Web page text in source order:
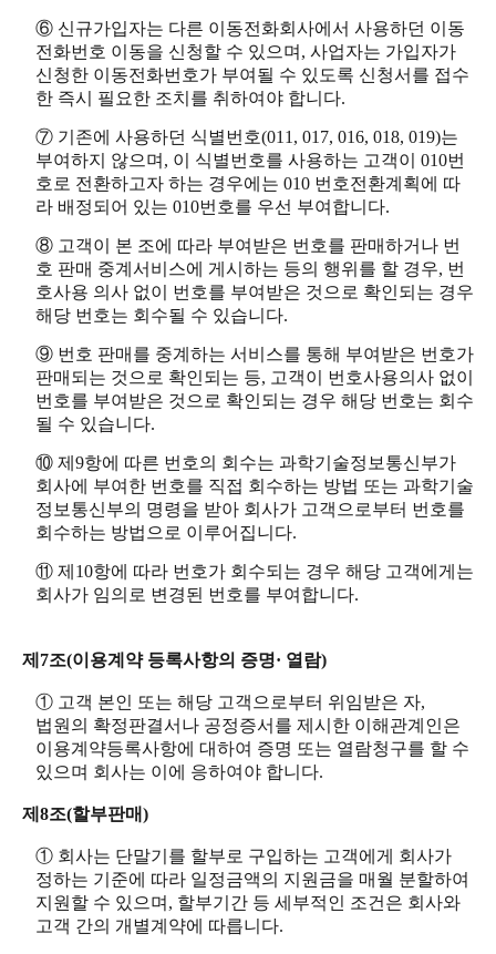
⑥ 신규가입자는 다른 이동전화회사에서 사용하던 이동
전화번호 이동을 신청할 수 있으며, 사업자는 가입자가
신청한 이동전화번호가 부여될 수 있도록 신청서를 접수
한 즉시 필요한 조치를 취하여야 합니다.
⑦ 기존에 사용하던 식별번호(011, 017, 016, 018, 019)는
부여하지 않으며, 이 식별번호를 사용하는 고객이 010번
호로 전환하고자 하는 경우에는 010 번호전환계획에 따
라 배정되어 있는 010번호를 우선 부여합니다.
⑧ 고객이 본 조에 따라 부여받은 번호를 판매하거나 번
호 판매 중계서비스에 게시하는 등의 행위를 할 경우, 번
호사용 의사 없이 번호를 부여받은 것으로 확인되는 경우
해당 번호는 회수될 수 있습니다.
⑨ 번호 판매를 중계하는 서비스를 통해 부여받은 번호가
판매되는 것으로 확인되는 등, 고객이 번호사용의사 없이
번호를 부여받은 것으로 확인되는 경우 해당 번호는 회수
될 수 있습니다.
⑩ 제9항에 따른 번호의 회수는 과학기술정보통신부가
회사에 부여한 번호를 직접 회수하는 방법 또는 과학기술
정보통신부의 명령을 받아 회사가 고객으로부터 번호를
회수하는 방법으로 이루어집니다.
⑪ 제10항에 따라 번호가 회수되는 경우 해당 고객에게는
회사가 임의로 변경된 번호를 부여합니다.
제7조(이용계약 등록사항의 증명· 열람)
① 고객 본인 또는 해당 고객으로부터 위임받은 자,
법원의 확정판결서나 공정증서를 제시한 이해관계인은
이용계약등록사항에 대하여 증명 또는 열람청구를 할 수
있으며 회사는 이에 응하여야 합니다.
제8조(할부판매)
① 회사는 단말기를 할부로 구입하는 고객에게 회사가
정하는 기준에 따라 일정금액의 지원금을 매월 분할하여
지원할 수 있으며, 할부기간 등 세부적인 조건은 회사와
고객 간의 개별계약에 따릅니다.